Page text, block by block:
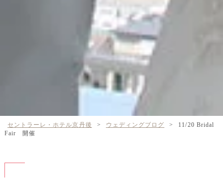
セントラーレ・ホテル京丹後 > ウェディングブログ >
11/20 Bridal
Fair 開催